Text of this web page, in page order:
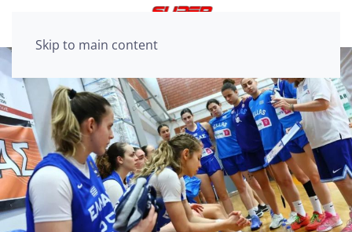
Skip to main content